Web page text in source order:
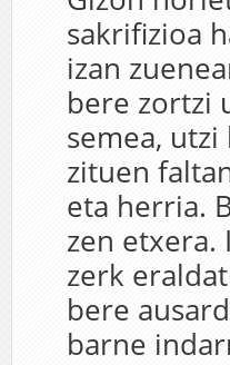
sakrifizioa
izan
bere zortzi
semea,
zituen
eta herria.
zen etxera.
zerk
bere
barne